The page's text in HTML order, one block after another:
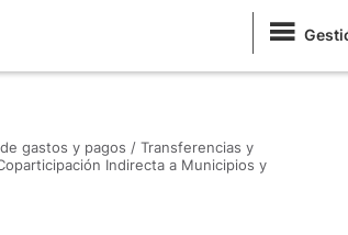
gastos y pagos / Transferencias y
Indirecta a Municipios y